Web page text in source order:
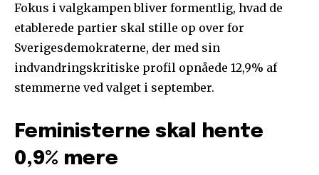
Fokus i valgkampen bliver formentlig, hvad de
etablerede partier skal stille op over for
Sverigesdemokraterne, der med sin
indvandringskritiske profil opnåede 12,9% af
stemmerne ved valget i september.
Feministerne skal hente
0,9% mere